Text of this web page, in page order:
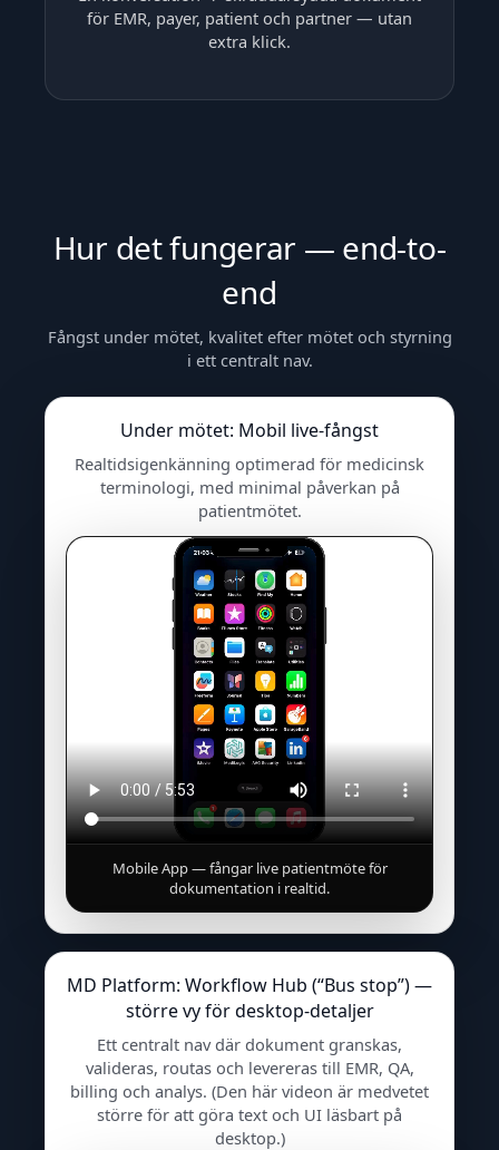
för EMR, payer, patient och partner — utan
extra klick.
Hur det fungerar — end-to-
end
Fångst under mötet, kvalitet efter mötet och styrning
i ett centralt nav.
Under mötet: Mobil live-fångst
Realtidsigenkänning optimerad för medicinsk
terminologi, med minimal påverkan på
patientmötet.
Mobile App — fångar live patientmöte för
dokumentation i realtid.
MD Platform: Workflow Hub (“Bus stop”) —
större vy för desktop-detaljer
Ett centralt nav där dokument granskas,
valideras, routas och levereras till EMR, QA,
billing och analys. (Den här videon är medvetet
större för att göra text och UI läsbart på
desktop.)